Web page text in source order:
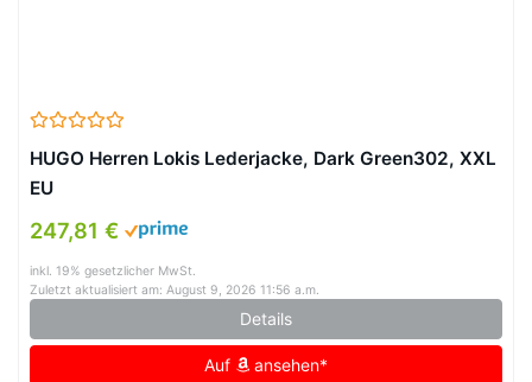
HUGO Herren Lokis Lederjacke, Dark Green302, XXL
EU
247,81 €
inkl. 19% gesetzlicher MwSt.
Zuletzt aktualisiert am: August 9, 2026 11:56 a.m.
Details
Auf ansehen*